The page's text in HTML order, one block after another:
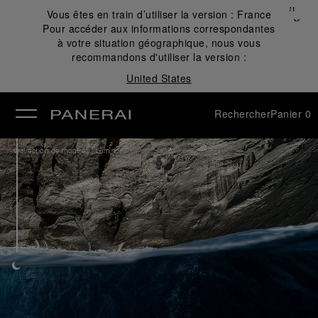
Vous êtes en train d’utiliser la version : France
Pour accéder aux informations correspondantes
à votre situation géographique, nous vous
recommandons d'utiliser la version :
United States
Fermer
✕
RechercherPanier 0
Collection de montres /Luminor